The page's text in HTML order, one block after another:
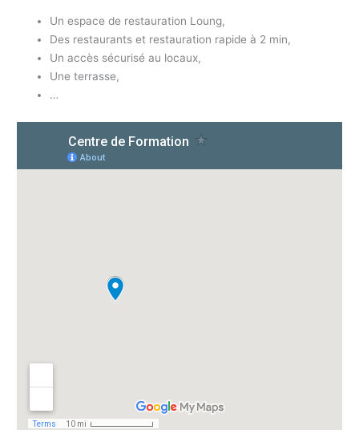
Un espace de restauration Loung,
Des restaurants et restauration rapide à 2 min,
Un accès sécurisé au locaux,
Une terrasse,
…